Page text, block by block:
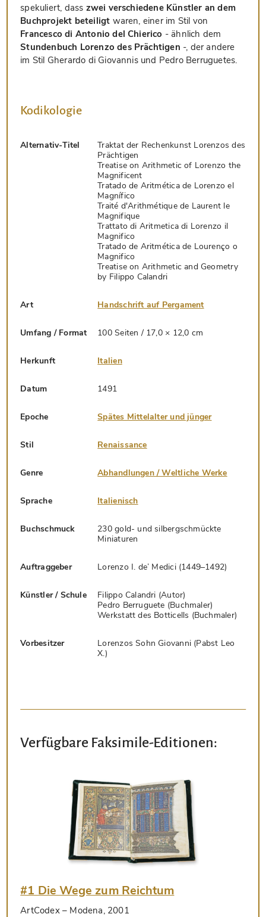
spekuliert, dass zwei verschiedene Künstler an dem
Buchprojekt beteiligt waren, einer im Stil von
Francesco di Antonio del Chierico - ähnlich dem
Stundenbuch Lorenzo des Prächtigen -, der andere
im Stil Gherardo di Giovannis und Pedro Berruguetes.
Kodikologie
Alternativ-Titel
Traktat der Rechenkunst Lorenzos des
Prächtigen
Treatise on Arithmetic of Lorenzo the
Magnificent
Tratado de Aritmética de Lorenzo el
Magnífico
Traité d'Arithmétique de Laurent le
Magnifique
Trattato di Aritmetica di Lorenzo il
Magnifico
Tratado de Aritmética de Lourenço o
Magnifico
Treatise on Arithmetic and Geometry
by Filippo Calandri
Art Handschrift auf Pergament
Umfang / Format 100 Seiten / 17,0 × 12,0 cm
Herkunft Italien
Datum 1491
Epoche Spätes Mittelalter und jünger
Stil Renaissance
Genre Abhandlungen / Weltliche Werke
Sprache Italienisch
Buchschmuck
230 gold- und silbergschmückte
Miniaturen
Auftraggeber Lorenzo I. de’ Medici (1449–1492)
Künstler / Schule
Filippo Calandri (Autor)
Pedro Berruguete (Buchmaler)
Werkstatt des Botticells (Buchmaler)
Vorbesitzer
Lorenzos Sohn Giovanni (Pabst Leo
X.)
Verfügbare Faksimile-Editionen:
#1 Die Wege zum Reichtum
ArtCodex– Modena, 2001